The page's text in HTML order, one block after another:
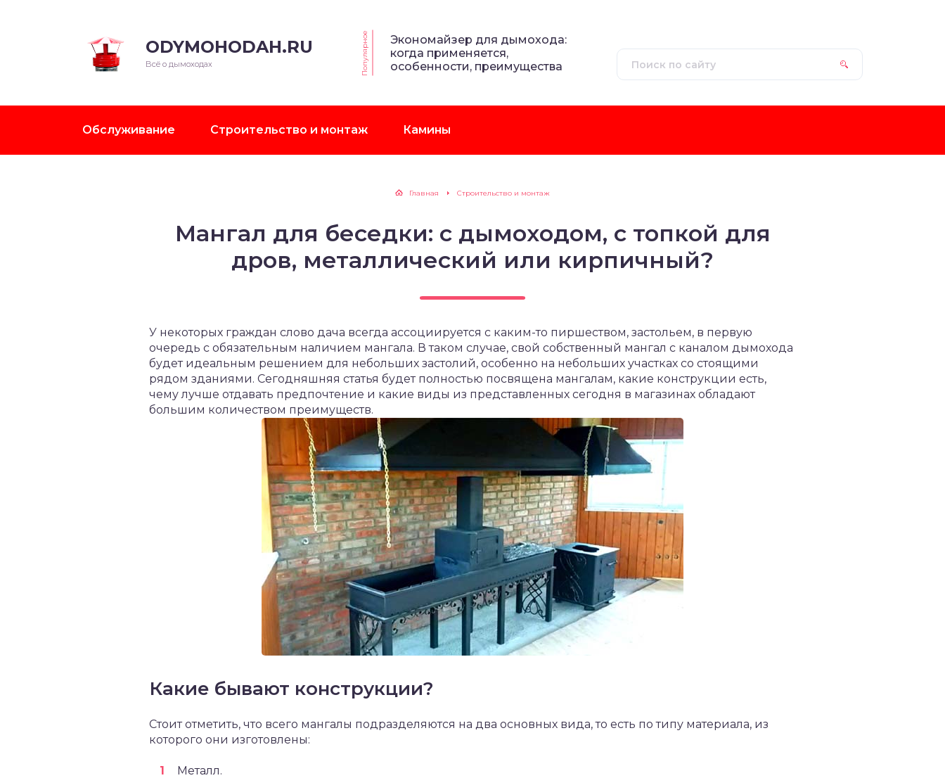
ODYMOHODAH.RU
Всё о дымоходах Популярное
Экономайзер для дымохода:
когда применяется,
особенности, преимущества
Обслуживание Строительство и монтаж Камины
Главная Строительство и монтаж
Мангал для беседки: с дымоходом, с топкой для
дров, металлический или кирпичный?
У некоторых граждан слово дача всегда ассоциируется с каким-то пиршеством, застольем, в первую
очередь с обязательным наличием мангала. В таком случае, свой собственный мангал с каналом дымохода
будет идеальным решением для небольших застолий, особенно на небольших участках со стоящими
рядом зданиями. Сегодняшняя статья будет полностью посвящена мангалам, какие конструкции есть,
чему лучше отдавать предпочтение и какие виды из представленных сегодня в магазинах обладают
большим количеством преимуществ.
Какие бывают конструкции?
Стоит отметить, что всего мангалы подразделяются на два основных вида, то есть по типу материала, из
которого они изготовлены:
Металл.